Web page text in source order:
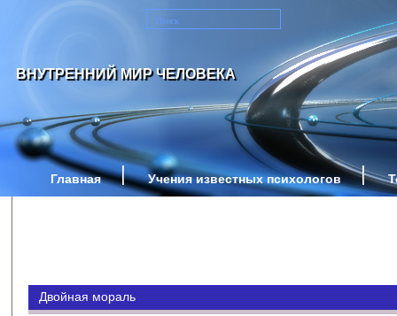
ВНУТРЕННИЙ МИР ЧЕЛОВЕКА
Главная Учения известных психологов
Двойная мораль